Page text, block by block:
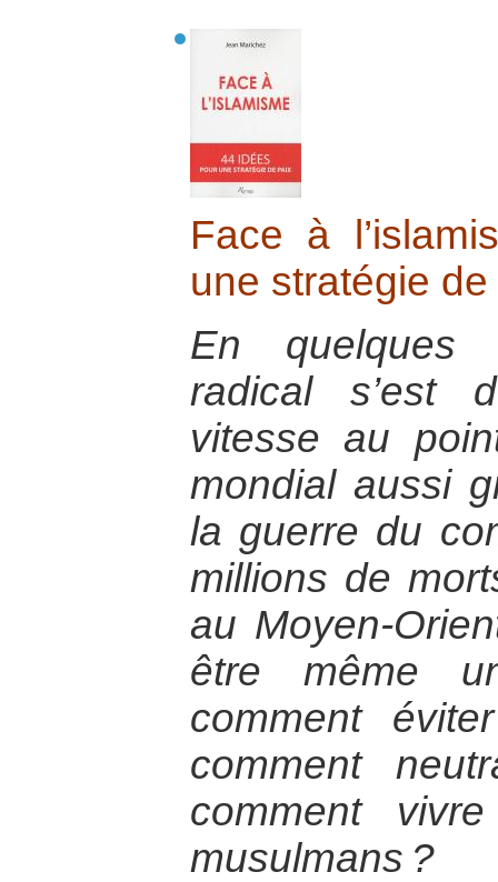
Face à
une stratégie
En quelques
radical s’est
vitesse au
mondial aussi
la guerre du
millions de
au Moyen-
être même
comment
comment
comment
musulmans ?